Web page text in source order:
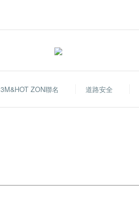
3M&HOT ZON聯名 道路安全